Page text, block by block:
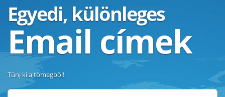
Egyedi, különleges
Email címek
Tűnj ki a tömegből!